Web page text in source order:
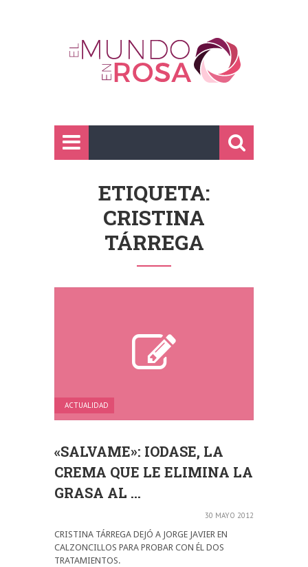
ETIQUETA:
CRISTINA
TÁRREGA
ACTUALIDAD
«SALVAME»: IODASE, LA
CREMA QUE LE ELIMINA LA
GRASA AL ...
30 MAYO 2012
CRISTINA TÁRREGA DEJÓ A JORGE JAVIER EN
CALZONCILLOS PARA PROBAR CON ÉL DOS
TRATAMIENTOS.